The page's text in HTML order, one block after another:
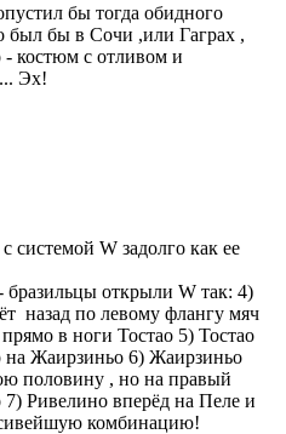
бы тогда обидного
был бы в Сочи ,или Гаграх ,
- костюм с отливом и
Эх!
W задолго как ее
бразильцы открыли W так: 4)
назад по левому флангу мяч
в ноги Тостао 5) Тостао
на Жаирзиньо 6) Жаирзиньо
половину , но на правый
Ривелино вперёд на Пеле и
комбинацию!